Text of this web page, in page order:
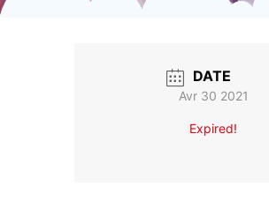
DATE
Avr 30 2021
Expired!